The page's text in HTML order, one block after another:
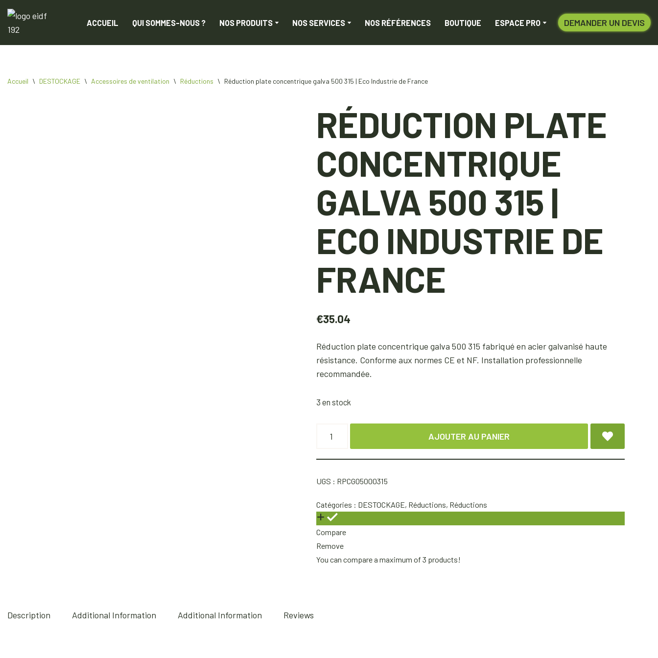
Aller
ACCUEIL QUI SOMMES-NOUS ? NOS PRODUITS NOS SERVICES NOS RÉFÉRENCES BOUTIQUE ESPACE PRO DEMANDER UN DEVIS
Accueil \ DESTOCKAGE \ Accessoires de ventilation \ Réductions \ Réduction plate concentrique galva 500 315 | Eco Industrie de France
RÉDUCTION PLATE
CONCENTRIQUE
GALVA 500 315 |
ECO INDUSTRIE DE
FRANCE
€35.04
Réduction plate concentrique galva 500 315 fabriqué en acier galvanisé haute
résistance. Conforme aux normes CE et NF. Installation professionnelle
recommandée.
3 en stock
AJOUTER AU PANIER
UGS : RPCG05000315
Catégories : DESTOCKAGE, Réductions, Réductions
Compare
Remove
You can compare a maximum of 3 products!
Description Additional Information Additional Information Reviews